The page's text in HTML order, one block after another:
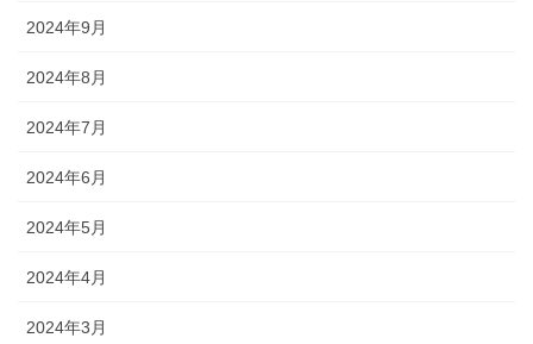
2024年9月
2024年8月
2024年7月
2024年6月
2024年5月
2024年4月
2024年3月